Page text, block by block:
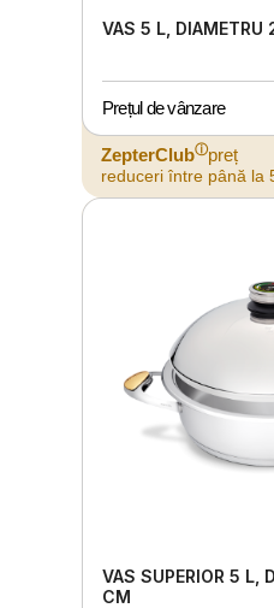
VAS 5 L, DIAMETRU
Prețul de vânzare
ZepterClubⓘpreț
reduceri între până la
VAS SUPERIOR 5 L,
CM